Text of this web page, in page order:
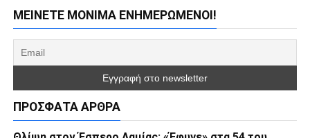
ΜΕΊΝΕΤΕ ΜΌΝΙΜΑ ΕΝΗΜΕΡΏΜΕΝΟΙ!
ΠΡΌΣΦΑΤΑ ΆΡΘΡΑ